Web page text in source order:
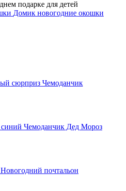
Домик новогодние окошки
Чемоданчик
Чемоданчик Дед Мороз
Новогодний почтальон